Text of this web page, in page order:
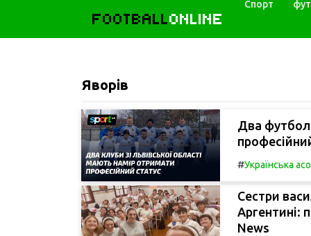
FOOTBALLONLINE
Спорт
Яворів
Два
#Українська
Сестри
Аргентині:
News